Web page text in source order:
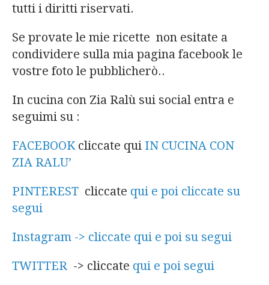
tutti i diritti riservati.
Se provate le mie ricette non esitate a
condividere sulla mia pagina facebook le
vostre foto le pubblicherò..
In cucina con Zia Ralù sui social entra e
seguimi su :
FACEBOOK cliccate qui IN CUCINA CON
ZIA RALU’
PINTEREST cliccate qui e poi cliccate su
segui
Instagram -> cliccate qui e poi su segui
TWITTER -> cliccate qui e poi segui